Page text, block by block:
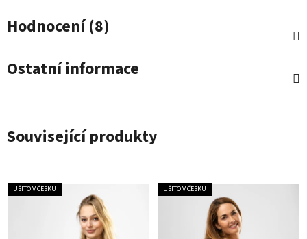
Hodnocení (8)
Ostatní informace
Související produkty
UŠITO V ČESKU UŠITO V ČESKU